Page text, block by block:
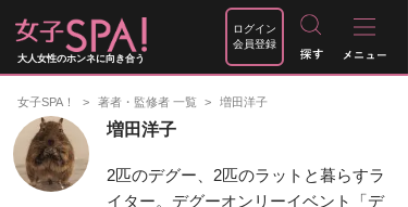
大人女性のホンネに向き合う
ログイン
会員登録
女子SPA！ 著者・監修者 一覧 増田洋子
増田洋子
2匹のデグー、2匹のラットと暮らすラ
イター。デグーオンリーイベント「デ